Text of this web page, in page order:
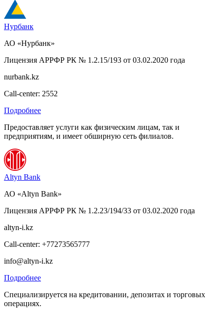
Нурбанк
АО «Нурбанк»
Лицензия АРРФР РК № 1.2.15/193 от 03.02.2020 года
nurbank.kz
Call-center: 2552
Подробнее
Предоставляет услуги как физическим лицам, так и
предприятиям, и имеет обширную сеть филиалов.
Altyn Bank
АО «Altyn Bank»
Лицензия АРРФР РК № 1.2.23/194/33 от 03.02.2020 года
altyn-i.kz
Call-center: +77273565777
info@altyn-i.kz
Подробнее
Специализируется на кредитовании, депозитах и торговых
операциях.